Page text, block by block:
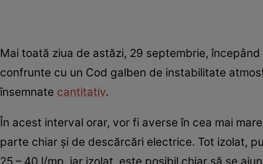
Mai toată ziua de astăzi, 29 septembrie,
confrunte cu un Cod galben de instabilitate
însemnate cantitativ.
În acest interval orar, vor fi averse în cea mai
parte chiar și de descărcări electrice. Tot izolat,
25 – 40 l/mp, iar izolat, este posibil chiar să se